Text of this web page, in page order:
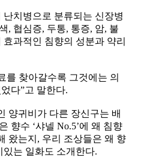
치병으로 분류되는 신장병
, 협심증, 두통, 통증, 암, 불
과적인 침향의 성분과 약리
를 찾아갈수록 그것에는 의
다”고 말한다.
양귀비가 다른 장신구는 배
향수 ‘샤넬 No.5’에 왜 침향
왔는지, 우리 조상들은 왜 향
는 일화도 소개한다.